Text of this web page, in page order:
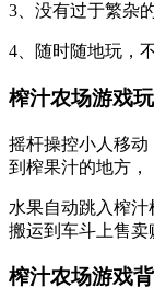
3、没有过于繁杂
4、随时随地玩，
榨汁农场游戏
摇杆操控小人移
到榨果汁的地方，
水果自动跳入榨
搬运到车斗上售卖
榨汁农场游戏